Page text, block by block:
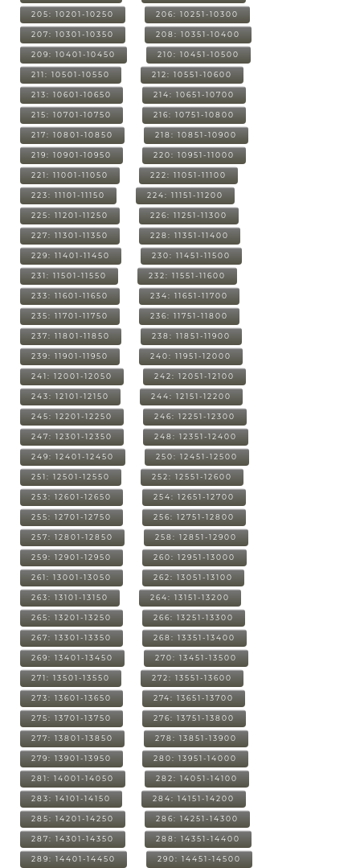
205: 10201-10250 206: 10251-10300
207: 10301-10350 208: 10351-10400
209: 10401-10450 210: 10451-10500
211: 10501-10550 212: 10551-10600
213: 10601-10650 214: 10651-10700
215: 10701-10750 216: 10751-10800
217: 10801-10850 218: 10851-10900
219: 10901-10950 220: 10951-11000
221: 11001-11050 222: 11051-11100
223: 11101-11150 224: 11151-11200
225: 11201-11250 226: 11251-11300
227: 11301-11350 228: 11351-11400
229: 11401-11450 230: 11451-11500
231: 11501-11550 232: 11551-11600
233: 11601-11650 234: 11651-11700
235: 11701-11750 236: 11751-11800
237: 11801-11850 238: 11851-11900
239: 11901-11950 240: 11951-12000
241: 12001-12050 242: 12051-12100
243: 12101-12150 244: 12151-12200
245: 12201-12250 246: 12251-12300
247: 12301-12350 248: 12351-12400
249: 12401-12450 250: 12451-12500
251: 12501-12550 252: 12551-12600
253: 12601-12650 254: 12651-12700
255: 12701-12750 256: 12751-12800
257: 12801-12850 258: 12851-12900
259: 12901-12950 260: 12951-13000
261: 13001-13050 262: 13051-13100
263: 13101-13150 264: 13151-13200
265: 13201-13250 266: 13251-13300
267: 13301-13350 268: 13351-13400
269: 13401-13450 270: 13451-13500
271: 13501-13550 272: 13551-13600
273: 13601-13650 274: 13651-13700
275: 13701-13750 276: 13751-13800
277: 13801-13850 278: 13851-13900
279: 13901-13950 280: 13951-14000
281: 14001-14050 282: 14051-14100
283: 14101-14150 284: 14151-14200
285: 14201-14250 286: 14251-14300
287: 14301-14350 288: 14351-14400
289: 14401-14450 290: 14451-14500